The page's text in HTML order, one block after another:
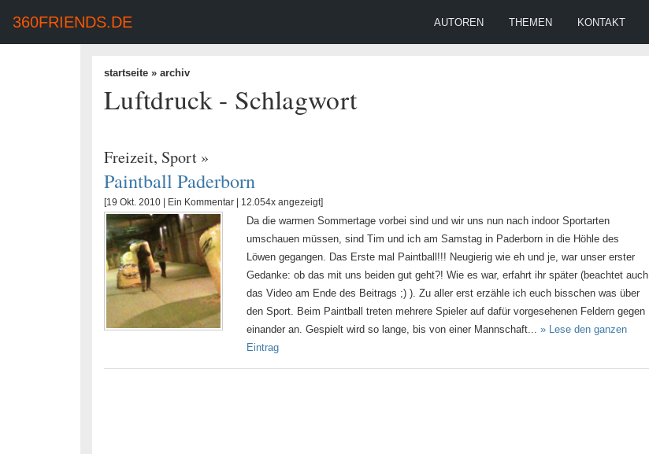
360FRIENDS.DE AUTOREN THEMEN KONTAKT
startseite » archiv
Luftdruck - Schlagwort
Freizeit, Sport »
Paintball Paderborn
[19 Okt. 2010 | Ein Kommentar | 12.054x angezeigt]
Da die warmen Sommertage vorbei sind und wir uns nun nach indoor Sportarten
umschauen müssen, sind Tim und ich am Samstag in Paderborn in die Höhle des
Löwen gegangen. Das Erste mal Paintball!!! Neugierig wie eh und je, war unser erster
Gedanke: ob das mit uns beiden gut geht?! Wie es war, erfahrt ihr später (beachtet auch
das Video am Ende des Beitrags ;) ). Zu aller erst erzähle ich euch bisschen was über
den Sport. Beim Paintball treten mehrere Spieler auf dafür vorgesehenen Feldern gegen
einander an. Gespielt wird so lange, bis von einer Mannschaft...» Lese den ganzen
Eintrag